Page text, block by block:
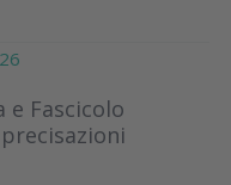
Fascicolo